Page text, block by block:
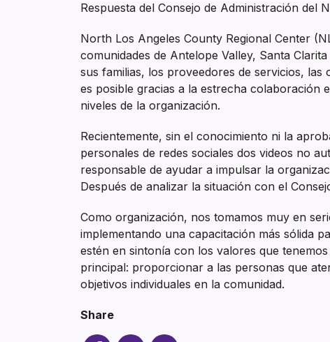
Respuesta del Consejo de Administración del
North Los Angeles County Regional Center
comunidades de Antelope Valley, Santa
sus familias, los proveedores de servicios,
es posible gracias a la estrecha colaboración
niveles de la organización.
Recientemente, sin el conocimiento ni la
personales de redes sociales dos videos no
responsable de ayudar a impulsar la
Después de analizar la situación con el
Como organización, nos tomamos muy en
implementando una capacitación más sólida
estén en sintonía con los valores que
principal: proporcionar a las personas que
objetivos individuales en la comunidad.
Share